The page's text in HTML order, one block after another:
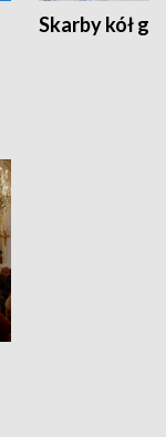
Skarby kół